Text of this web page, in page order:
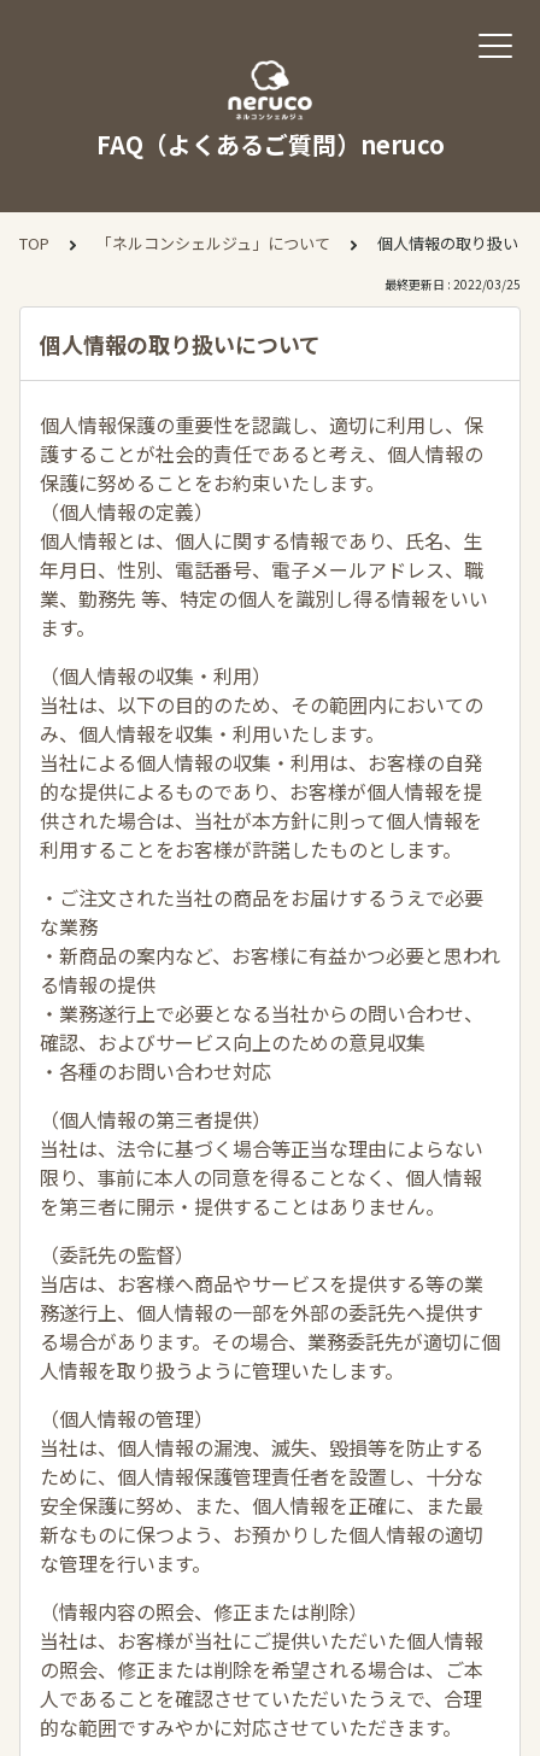
FAQ（よくあるご質問）neruco
TOP 「ネルコンシェルジュ」について 個人情報の取り扱いに
最終更新日 : 2022/03/25
個人情報の取り扱いについて
個人情報保護の重要性を認識し、適切に利用し、保
護することが社会的責任であると考え、個人情報の
保護に努めることをお約束いたします。
（個人情報の定義）
個人情報とは、個人に関する情報であり、氏名、生
年月日、性別、電話番号、電子メールアドレス、職
業、勤務先 等、特定の個人を識別し得る情報をいい
ます。
（個人情報の収集・利用）
当社は、以下の目的のため、その範囲内においての
み、個人情報を収集・利用いたします。
当社による個人情報の収集・利用は、お客様の自発
的な提供によるものであり、お客様が個人情報を提
供された場合は、当社が本方針に則って個人情報を
利用することをお客様が許諾したものとします。
・ご注文された当社の商品をお届けするうえで必要
な業務
・新商品の案内など、お客様に有益かつ必要と思われ
る情報の提供
・業務遂行上で必要となる当社からの問い合わせ、
確認、およびサービス向上のための意見収集
・各種のお問い合わせ対応
（個人情報の第三者提供）
当社は、法令に基づく場合等正当な理由によらない
限り、事前に本人の同意を得ることなく、個人情報
を第三者に開示・提供することはありません。
（委託先の監督）
当店は、お客様へ商品やサービスを提供する等の業
務遂行上、個人情報の一部を外部の委託先へ提供す
る場合があります。その場合、業務委託先が適切に個
人情報を取り扱うように管理いたします。
（個人情報の管理）
当社は、個人情報の漏洩、滅失、毀損等を防止する
ために、個人情報保護管理責任者を設置し、十分な
安全保護に努め、また、個人情報を正確に、また最
新なものに保つよう、お預かりした個人情報の適切
な管理を行います。
（情報内容の照会、修正または削除）
当社は、お客様が当社にご提供いただいた個人情報
の照会、修正または削除を希望される場合は、ご本
人であることを確認させていただいたうえで、合理
的な範囲ですみやかに対応させていただきます。